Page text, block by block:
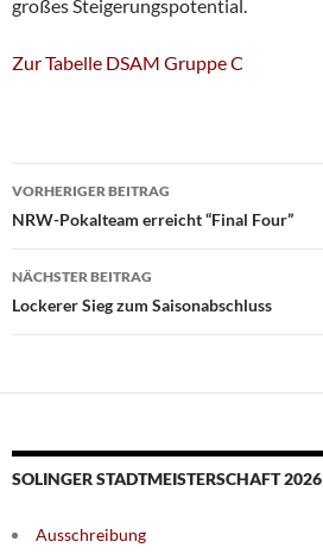
großes Steigerungspotential.
Zur Tabelle DSAM Gruppe C
Beitragsnavigation
VORHERIGER BEITRAG
NRW-Pokalteam erreicht “Final Four”
NÄCHSTER BEITRAG
Lockerer Sieg zum Saisonabschluss
SOLINGER STADTMEISTERSCHAFT 2026
Ausschreibung